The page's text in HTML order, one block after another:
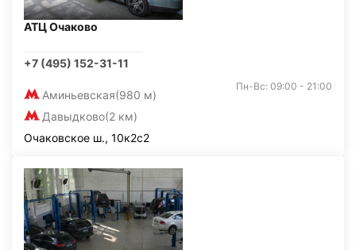
АТЦ Очаково
+7 (495) 152-31-11
Аминьевская(980 м)
Давыдково(2 км)
Пн-Вс: 09:00 - 21:00
Очаковское ш., 10к2с2